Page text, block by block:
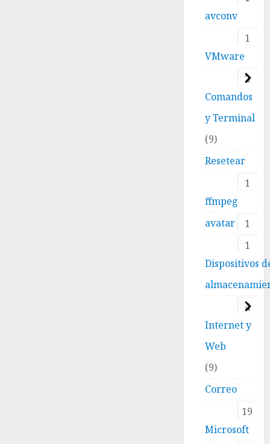
avconv
1
VMware
2
Comandos
y Terminal
9
Resetear
1
ffmpeg
1
avatar
1
Dispositivos
4
Internet y
Web
9
Correo
19
Microsoft